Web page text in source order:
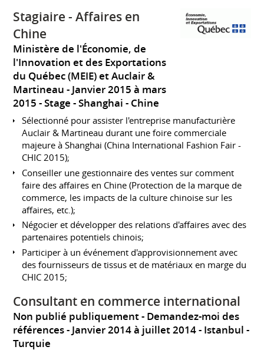
Stagiaire - Affaires en
Chine
Ministère de l'Économie, de
l'Innovation et des Exportations
du Québec (MEIE) et Auclair &
Martineau
Janvier 2015 à mars
2015 Stage Shanghai Chine
Sélectionné pour assister l'entreprise manufacturière
Auclair & Martineau durant une foire commerciale
majeure à Shanghai (China International Fashion Fair -
CHIC 2015);
Conseiller une gestionnaire des ventes sur comment
faire des affaires en Chine (Protection de la marque de
commerce, les impacts de la culture chinoise sur les
affaires, etc.);
Négocier et développer des relations d'affaires avec des
partenaires potentiels chinois;
Participer à un événement d'approvisionnement avec
des fournisseurs de tissus et de matériaux en marge du
CHIC 2015;
Consultant en commerce international
Non publié publiquement - Demandez-moi des
références
Janvier 2014 à juillet 2014 Istanbul
Turquie